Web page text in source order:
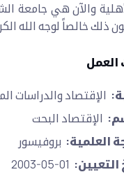
والآن هي جامعة
ذلك خالصاً لوجه الله
العمل
الإقتصاد والدراسات
الإقتصاد البحت
العلمية: بروفيسور
التعيين: